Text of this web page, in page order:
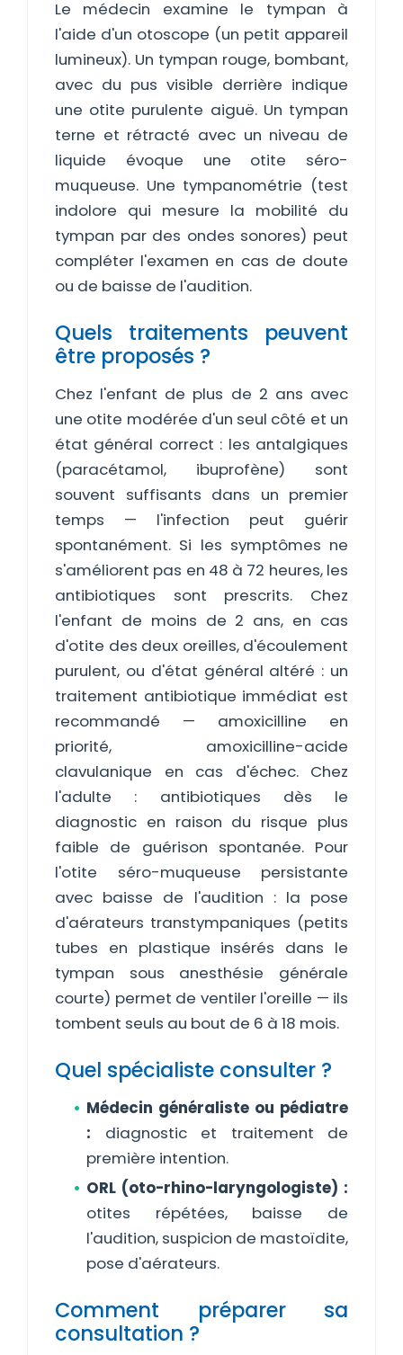
Le médecin examine le tympan à
l'aide d'un otoscope (un petit appareil
lumineux). Un tympan rouge, bombant,
avec du pus visible derrière indique
une otite purulente aiguë. Un tympan
terne et rétracté avec un niveau de
liquide évoque une otite séro-
muqueuse. Une tympanométrie (test
indolore qui mesure la mobilité du
tympan par des ondes sonores) peut
compléter l'examen en cas de doute
ou de baisse de l'audition.
Quels traitements peuvent
être proposés ?
Chez l'enfant de plus de 2 ans avec
une otite modérée d'un seul côté et un
état général correct : les antalgiques
(paracétamol, ibuprofène) sont
souvent suffisants dans un premier
temps — l'infection peut guérir
spontanément. Si les symptômes ne
s'améliorent pas en 48 à 72 heures, les
antibiotiques sont prescrits. Chez
l'enfant de moins de 2 ans, en cas
d'otite des deux oreilles, d'écoulement
purulent, ou d'état général altéré : un
traitement antibiotique immédiat est
recommandé — amoxicilline en
priorité, amoxicilline-acide
clavulanique en cas d'échec. Chez
l'adulte : antibiotiques dès le
diagnostic en raison du risque plus
faible de guérison spontanée. Pour
l'otite séro-muqueuse persistante
avec baisse de l'audition : la pose
d'aérateurs transtympaniques (petits
tubes en plastique insérés dans le
tympan sous anesthésie générale
courte) permet de ventiler l'oreille — ils
tombent seuls au bout de 6 à 18 mois.
Quel spécialiste consulter ?
Médecin généraliste ou pédiatre
: diagnostic et traitement de
première intention.
ORL (oto-rhino-laryngologiste) :
otites répétées, baisse de
l'audition, suspicion de mastoïdite,
pose d'aérateurs.
Comment préparer sa
consultation ?